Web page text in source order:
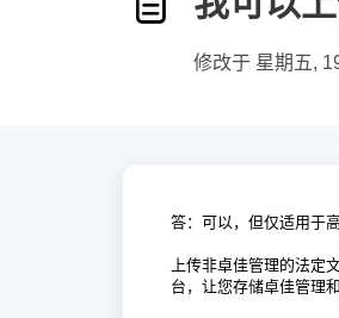
修改于 星期五,
答：可以，但仅适用于
上传非卓佳管理的法定
台，让您存储卓佳管理